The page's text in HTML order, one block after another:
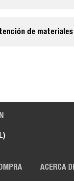
de materiales
ACERCA